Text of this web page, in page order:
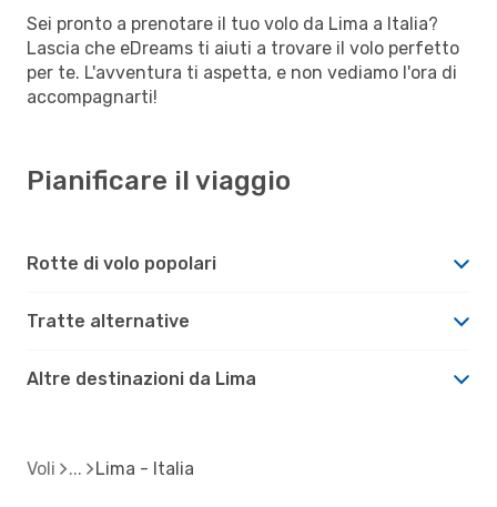
Sei pronto a prenotare il tuo volo da Lima a Italia?
Lascia che eDreams ti aiuti a trovare il volo perfetto
per te. L'avventura ti aspetta, e non vediamo l'ora di
accompagnarti!
Pianificare il viaggio
Rotte di volo popolari
Tratte alternative
Altre destinazioni da Lima
Voli Lima - Italia